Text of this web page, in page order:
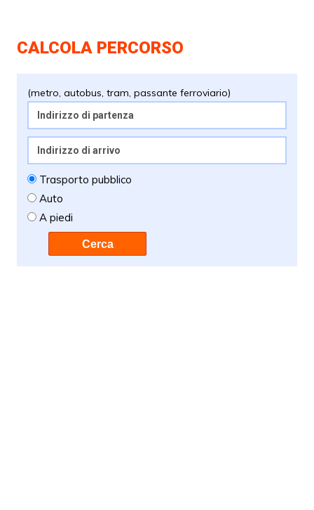
CALCOLA PERCORSO
(metro, autobus, tram, passante ferroviario)
Trasporto pubblico
Auto
A piedi
Cerca